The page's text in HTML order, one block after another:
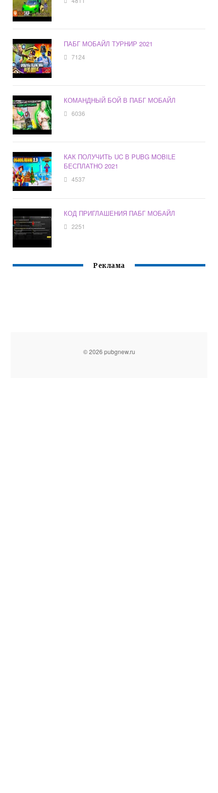
ПАБГ МОБАЙЛ ТУРНИР 2021
7124
КОМАНДНЫЙ БОЙ В ПАБГ МОБАЙЛ
6036
КАК ПОЛУЧИТЬ UC В PUBG MOBILE
БЕСПЛАТНО 2021
4537
КОД ПРИГЛАШЕНИЯ ПАБГ МОБАЙЛ
2251
Реклама
© 2026 pubgnew.ru